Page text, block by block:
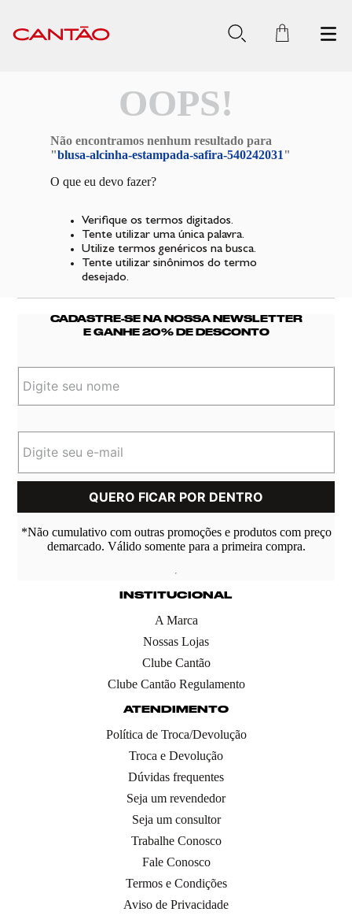
OOPS!
Não encontramos nenhum resultado para
"blusa-alcinha-estampada-safira-540242031 "
O que eu devo fazer?
Verifique os termos digitados.
Tente utilizar uma única palavra.
Utilize termos genéricos na busca.
Tente utilizar sinônimos do termo
desejado.
CADASTRE-SE NA NOSSA NEWSLETTER
E GANHE 20% DE DESCONTO
*Não cumulativo com outras promoções e produtos com preço
demarcado. Válido somente para a primeira compra.
INSTITUCIONAL
A Marca
Nossas Lojas
Clube Cantão
Clube Cantão Regulamento
ATENDIMENTO
Política de Troca/Devolução
Troca e Devolução
Dúvidas frequentes
Seja um revendedor
Seja um consultor
Trabalhe Conosco
Fale Conosco
Termos e Condições
Aviso de Privacidade